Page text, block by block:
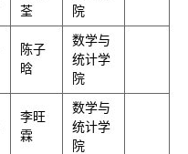
荃
院
陈子
晗
数学与
统计学
院
李旺
霖
数学与
统计学
院